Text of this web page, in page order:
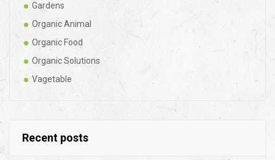
Gardens
Organic Animal
Organic Food
Organic Solutions
Vagetable
Recent posts